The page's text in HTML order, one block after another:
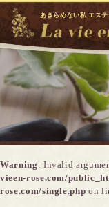
あきらめない私 エス
Warning : Invalid
vieen-rose.com/
rose.com/single.php on